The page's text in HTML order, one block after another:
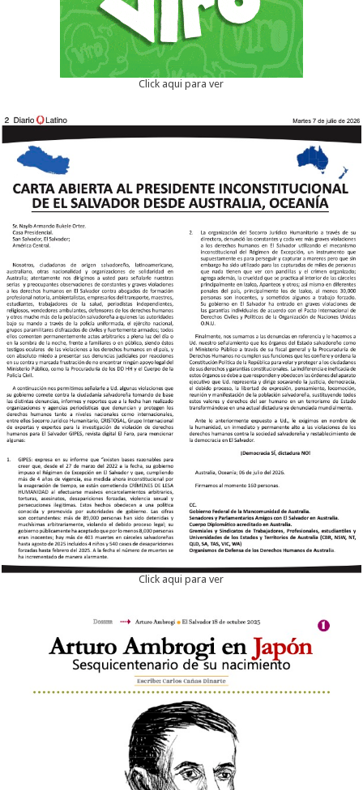
Click aqui para ver
Click aqui para ver